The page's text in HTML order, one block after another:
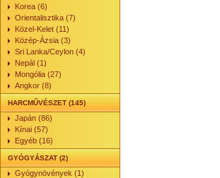
Korea (6)
Orientalisztika (7)
Közel-Kelet (11)
Közép-Ázsia (3)
Sri Lanka/Ceylon (4)
Nepál (1)
Mongólia (27)
Angkor (8)
HARCMŰVÉSZET (145)
Japán (86)
Kínai (57)
Egyéb (16)
GYÓGYÁSZAT (2)
Gyógynövények (1)